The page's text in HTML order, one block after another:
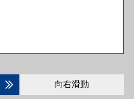
向右滑動